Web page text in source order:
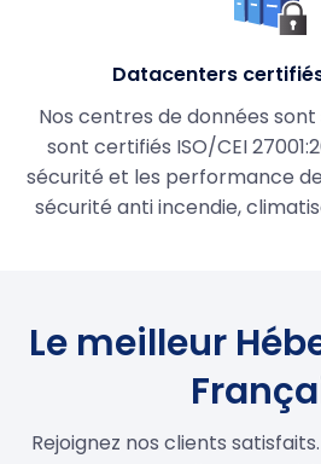
Datacenters
Nos centres de données
sont certifiés ISO/CEI
sécurité et les performance
sécurité anti incendie,
Le meilleur
Rejoignez nos clients